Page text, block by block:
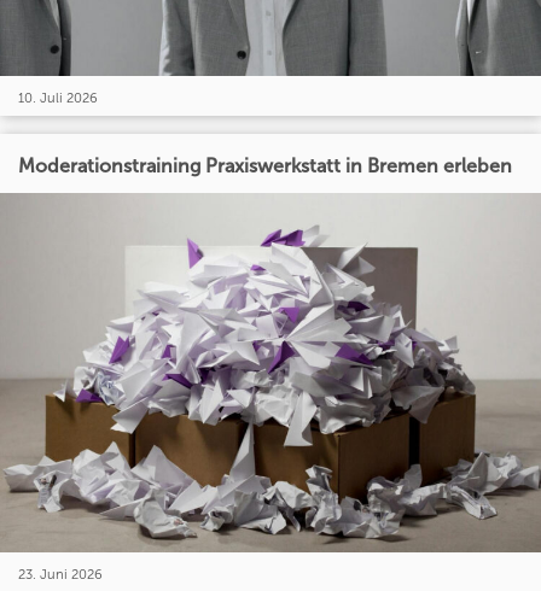
10. Juli 2026
Moderationstraining Praxiswerkstatt in Bremen erleben
23. Juni 2026